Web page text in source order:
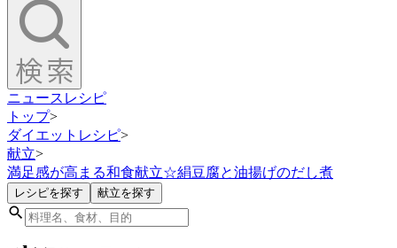
ニュース レシピ
トップ>
ダイエットレシピ>
献立>
満足感が高まる和食献立☆絹豆腐と油揚げのだし煮
レシピを探す 献立を探す